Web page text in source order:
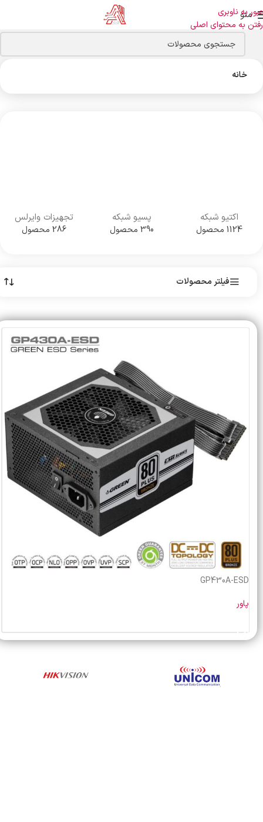
عبور به ناوبری
رفتن به محتوای اصلی
منو
خانه
اکتیو شبکه
1124 محصول
پسیو شبکه
390 محصول
تجهیزات وایرلس
286 محصول
فیلتر محصولات
GP430A-ESD
پاور